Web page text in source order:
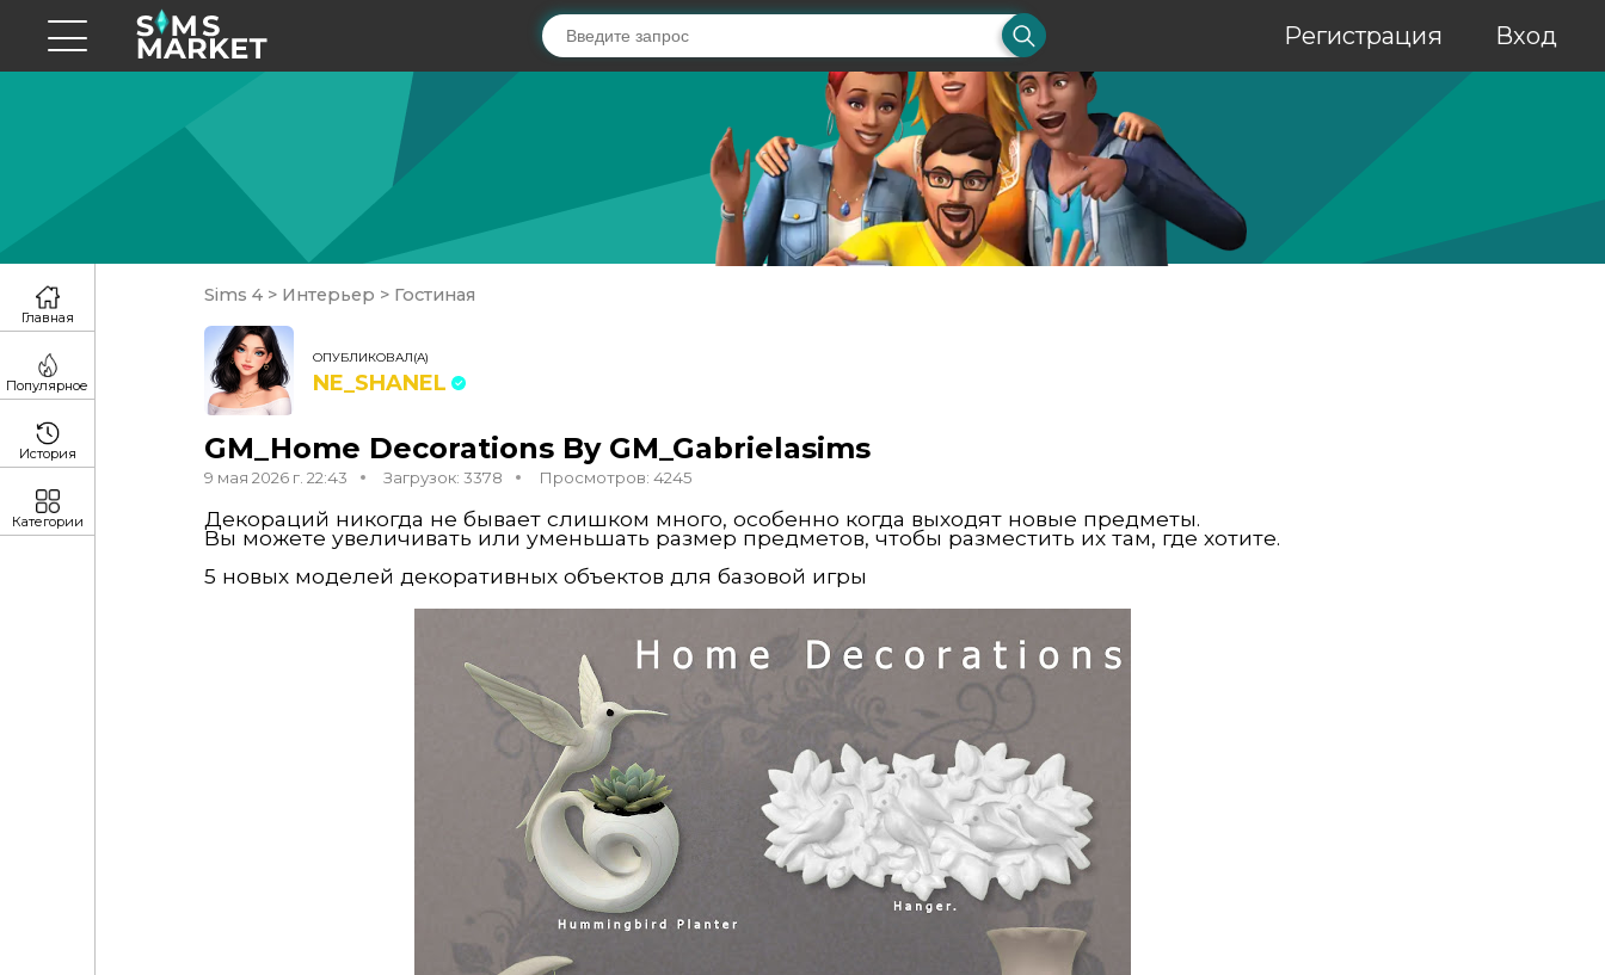
Регистрация Вход
Sims 4 > Интерьер > Гостиная
ОПУБЛИКОВАЛ(А)
NE_SHANEL
GM_Home Decorations By GM_Gabrielasims
9 мая 2026 г. 22:43 Загрузок: 3378 Просмотров: 4245
Декораций никогда не бывает слишком много, особенно когда выходят новые предметы.
Вы можете увеличивать или уменьшать размер предметов, чтобы разместить их там, где хотите.
5 новых моделей декоративных объектов для базовой игры
Главная
Популярное
История
Категории